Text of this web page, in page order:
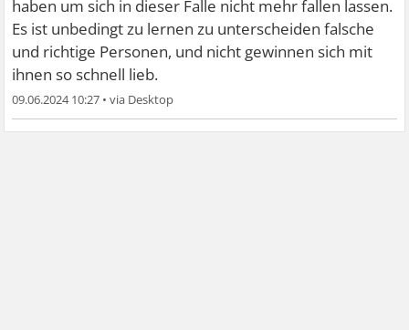
haben um sich in dieser Falle nicht mehr fallen lassen.
Es ist unbedingt zu lernen zu unterscheiden falsche
und richtige Personen, und nicht gewinnen sich mit
ihnen so schnell lieb.
09.06.2024 10:27 •